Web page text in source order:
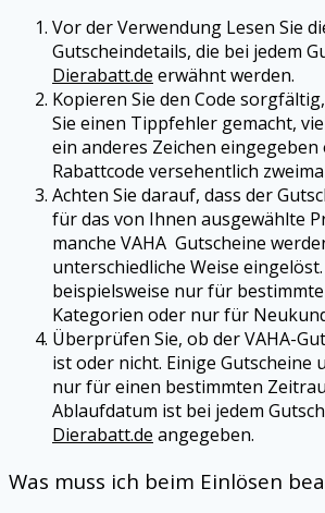
Vor der Verwendung Lesen Sie
Gutscheindetails, die bei jedem
Dierabatt.de erwähnt werden.
Kopieren Sie den Code
Sie einen Tippfehler gemacht,
ein anderes Zeichen eingegeben
Rabattcode versehentlich
Achten Sie darauf, dass der
für das von Ihnen ausgewählte
manche VAHA Gutscheine
unterschiedliche Weise
beispielsweise nur für
Kategorien oder nur für
Überprüfen Sie, ob derVAHA-
ist oder nicht. Einige Gutscheine
nur für einen bestimmten
Ablaufdatum ist bei jedem
Dierabatt.de angegeben.
Was muss ich beim Einlösen